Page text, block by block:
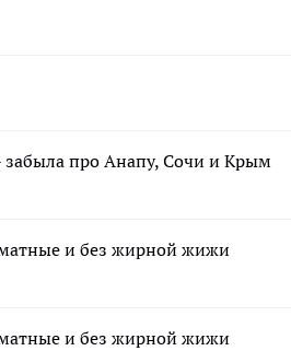
забыла про Анапу, Сочи и Крым
и без жирной жижи
и без жирной жижи